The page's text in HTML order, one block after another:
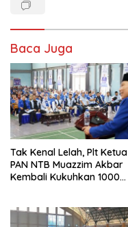
Baca Juga
Tak Kenal Lelah, Plt Ketua
PAN NTB Muazzim Akbar
Kembali Kukuhkan 1000